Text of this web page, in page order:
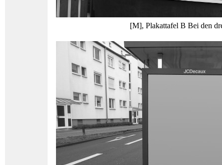
[M], Plakattafel B Bei den